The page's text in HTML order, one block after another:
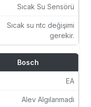
Sıcak Su Sensörü
Sıcak su ntc değişimi
gerekir.
Bosch
EA
Alev Algılanmadı